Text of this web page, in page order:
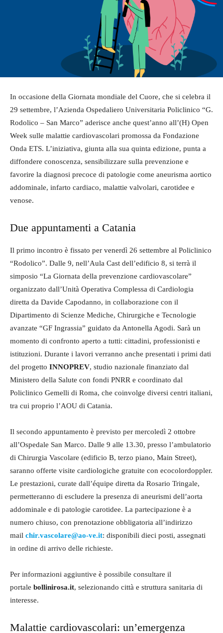
In occasione della Giornata mondiale del Cuore, che si celebra il
29 settembre, l’Azienda Ospedaliero Universitaria Policlinico “G.
Rodolico – San Marco” aderisce anche quest’anno all’(H) Open
Week sulle malattie cardiovascolari promossa da Fondazione
Onda ETS. L’iniziativa, giunta alla sua quinta edizione, punta a
diffondere conoscenza, sensibilizzare sulla prevenzione e
favorire la diagnosi precoce di patologie come aneurisma aortico
addominale, infarto cardiaco, malattie valvolari, carotidee e
venose.
Due appuntamenti a Catania
Il primo incontro è fissato per venerdì 26 settembre al Policlinico
“Rodolico”. Dalle 9, nell’Aula Cast dell’edificio 8, si terrà il
simposio “La Giornata della prevenzione cardiovascolare”
organizzato dall’Unità Operativa Complessa di Cardiologia
diretta da Davide Capodanno, in collaborazione con il
Dipartimento di Scienze Mediche, Chirurgiche e Tecnologie
avanzate “GF Ingrassia” guidato da Antonella Agodi. Sarà un
momento di confronto aperto a tutti: cittadini, professionisti e
istituzioni. Durante i lavori verranno anche presentati i primi dati
del progetto INNOPREV, studio nazionale finanziato dal
Ministero della Salute con fondi PNRR e coordinato dal
Policlinico Gemelli di Roma, che coinvolge diversi centri italiani,
tra cui proprio l’AOU di Catania.
Il secondo appuntamento è previsto per mercoledì 2 ottobre
all’Ospedale San Marco. Dalle 9 alle 13.30, presso l’ambulatorio
di Chirurgia Vascolare (edificio B, terzo piano, Main Street),
saranno offerte visite cardiologiche gratuite con ecocolordoppler.
Le prestazioni, curate dall’équipe diretta da Rosario Tringale,
permetteranno di escludere la presenza di aneurismi dell’aorta
addominale e di patologie carotidee. La partecipazione è a
numero chiuso, con prenotazione obbligatoria all’indirizzo
mail chir.vascolare@ao-ve.it: disponibili dieci posti, assegnati
in ordine di arrivo delle richieste.
Per informazioni aggiuntive è possibile consultare il
portale bollinirosa.it, selezionando città e struttura sanitaria di
interesse.
Malattie cardiovascolari: un’emergenza